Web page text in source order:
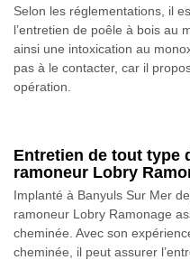
Selon les réglementations, il
l’entretien de poêle à bois au
ainsi une intoxication au
pas à le contacter, car il
opération.
Entretien de tout type
ramoneur Lobry
Implanté à Banyuls Sur Mer
ramoneur Lobry Ramonage
cheminée. Avec son
cheminée, il peut assurer